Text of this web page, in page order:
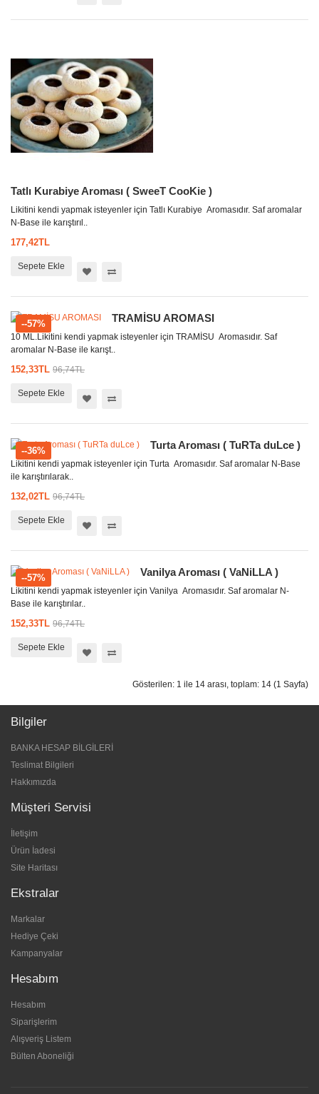
Tatlı Kurabiye Aroması ( SweeT CooKie )
Likitini kendi yapmak isteyenler için Tatlı Kurabiye Aromasıdır. Saf aromalar
N-Base ile karıştırıl..
177,42TL
Sepete Ekle
TRAMİSU AROMASI
10 ML.Likitini kendi yapmak isteyenler için TRAMİSU Aromasıdır. Saf
aromalar N-Base ile karışt..
152,33TL 96,74TL
--57%
Sepete Ekle
Turta Aroması ( TuRTa duLce )
Likitini kendi yapmak isteyenler için Turta Aromasıdır. Saf aromalar N-Base
ile karıştırılarak..
132,02TL 96,74TL
--36%
Sepete Ekle
Vanilya Aroması ( VaNiLLA )
Likitini kendi yapmak isteyenler için Vanilya Aromasıdır. Saf aromalar N-
Base ile karıştırılar..
152,33TL 96,74TL
--57%
Sepete Ekle
Gösterilen: 1 ile 14 arası, toplam: 14 (1 Sayfa)
Bilgiler
BANKA HESAP BİLGİLERİ
Teslimat Bilgileri
Hakkımızda
Müşteri Servisi
İletişim
Ürün İadesi
Site Haritası
Ekstralar
Markalar
Hediye Çeki
Kampanyalar
Hesabım
Hesabım
Siparişlerim
Alışveriş Listem
Bülten Aboneliği